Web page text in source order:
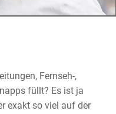
Fernseh-,
füllt? Es ist ja
exakt so viel auf der